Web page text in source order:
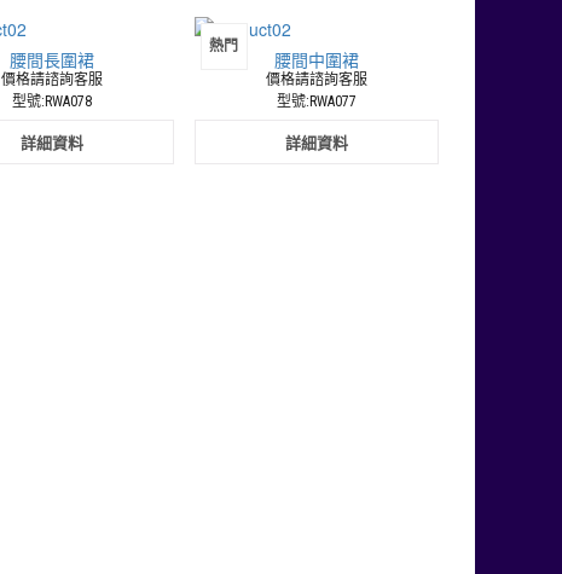
腰間長圍裙
價格請諮詢客服
型號:RWA078
詳細資料
熱門
腰間中圍裙
價格請諮詢客服
型號:RWA077
詳細資料